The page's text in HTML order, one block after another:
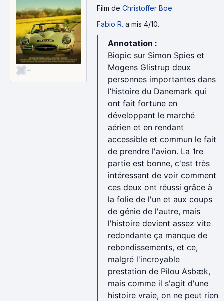
-
Film de Christoffer Boe
Fabio R. a mis 4/10.
Annotation :
Biopic sur Simon Spies et
Mogens Glistrup deux
personnes importantes dans
l’histoire du Danemark qui
ont fait fortune en
développant le marché
aérien et en rendant
accessible et commun le fait
de prendre l'avion. La 1re
partie est bonne, c'est très
intéressant de voir comment
ces deux ont réussi grâce à
la folie de l'un et aux coups
de génie de l'autre, mais
l'histoire devient assez vite
redondante ça manque de
rebondissements, et ce,
malgré l'incroyable
prestation de Pilou Asbæk,
mais comme il s'agit d'une
histoire vraie, on ne peut rien